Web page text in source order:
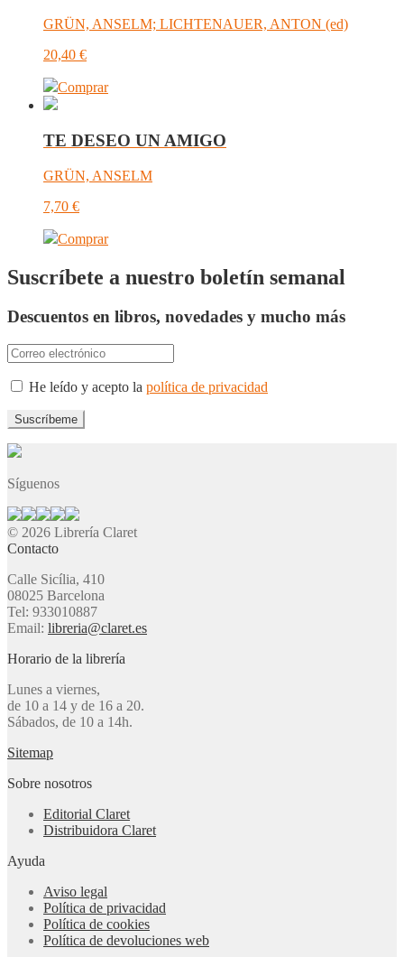
GRÜN, ANSELM; LICHTENAUER, ANTON (ed)
20,40 €
Comprar
TE DESEO UN AMIGO
GRÜN, ANSELM
7,70 €
Comprar
Suscríbete a nuestro boletín semanal
Descuentos en libros, novedades y mucho más
He leído y acepto la política de privacidad
Síguenos
© 2026 Librería Claret
Contacto
Calle Sicília, 410
08025 Barcelona
Tel: 933010887
Email: libreria@claret.es
Horario de la librería
Lunes a viernes,
de 10 a 14 y de 16 a 20.
Sábados, de 10 a 14h.
Sitemap
Sobre nosotros
Editorial Claret
Distribuidora Claret
Ayuda
Aviso legal
Política de privacidad
Política de cookies
Política de devoluciones web